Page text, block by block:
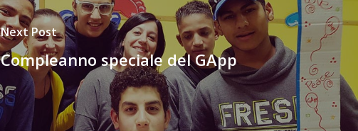
Next Post
Compleanno speciale del GApp